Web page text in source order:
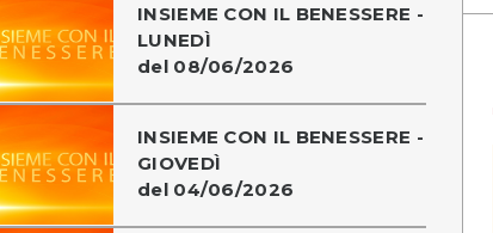
INSIEME CON IL BENESSERE -
LUNEDÌ
del 08/06/2026
INSIEME CON IL BENESSERE -
GIOVEDÌ
del 04/06/2026